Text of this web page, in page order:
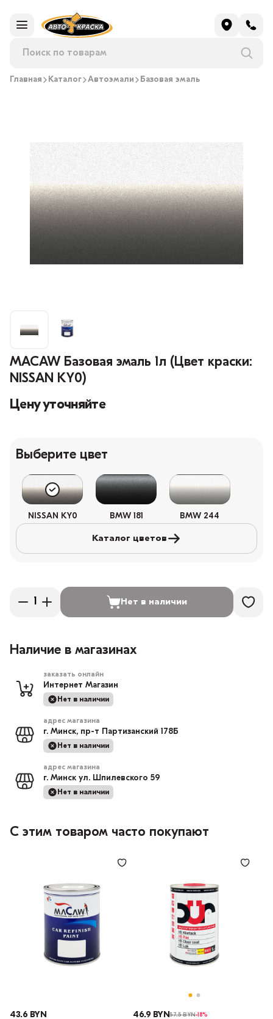
Главная Каталог Автоэмали Базовая эмаль
MACAW Базовая эмаль 1л (Цвет краски:
NISSAN KY0)
Цену уточняйте
Выберите цвет
NISSAN KY0 BMW 181 BMW 244
Каталог цветов
Нет в наличии
Наличие в магазинах
заказать онлайн
Интернет Магазин
Нет в наличии
адрес магазина
г. Минск, пр-т Партизанский 178Б
Нет в наличии
адрес магазина
г. Минск ул. Шпилевского 59
Нет в наличии
С этим товаром часто покупают
43.6 BYN
46.9 BYN57.5 BYN-18%